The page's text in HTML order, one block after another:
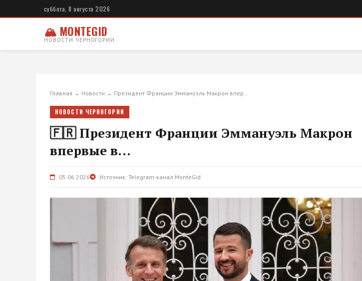
суббота, 8 августа 2026
🏔 MONTEGID
НОВОСТИ ЧЕРНОГОРИИ
Главная → Новости → Президент Франции Эммануэль Макрон впер…
НОВОСТИ ЧЕРНОГОРИИ
🇫🇷 Президент Франции Эммануэль Макрон
впервые в...
05.06.2026 Источник: Telegram-канал MonteGid